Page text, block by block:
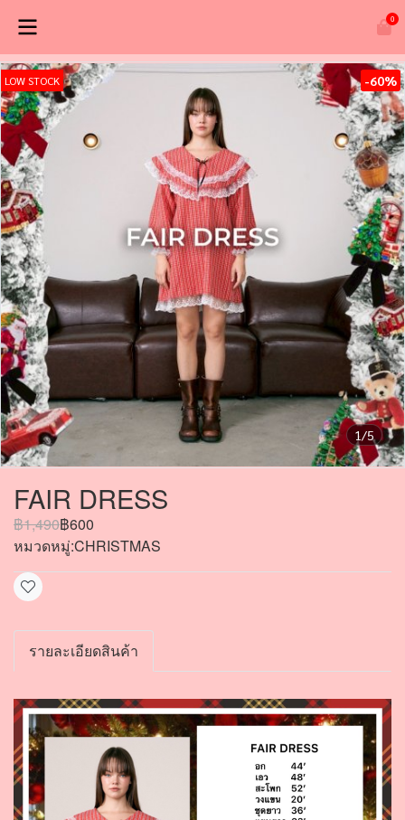
0
1/5
LOW STOCK -60%
FAIR DRESS
฿1,490฿600
หมวดหมู่:CHRISTMAS
รายละเอียดสินค้า